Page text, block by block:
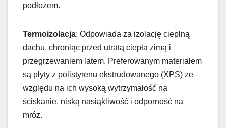
podłożem.
Termoizolacja: Odpowiada za izolację cieplną
dachu, chroniąc przed utratą ciepła zimą i
przegrzewaniem latem. Preferowanym materiałem
są płyty z polistyrenu ekstrudowanego (XPS) ze
względu na ich wysoką wytrzymałość na
ściskanie, niską nasiąkliwość i odporność na
mróz.